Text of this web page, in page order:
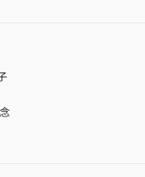
除非病了